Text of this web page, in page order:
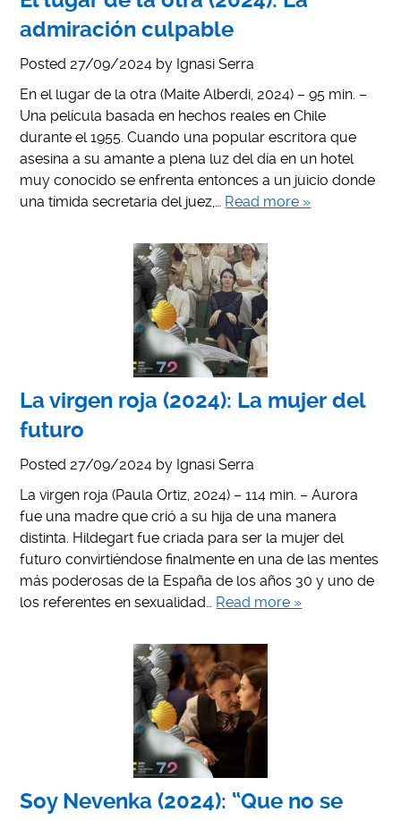
admiración culpable
Posted 27/09/2024 by Ignasi Serra
En el lugar de la otra (Maite Alberdi, 2024) – 95 min. –
Una película basada en hechos reales en Chile
durante el 1955. Cuando una popular escritora que
asesina a su amante a plena luz del día en un hotel
muy conocido se enfrenta entonces a un juicio donde
una tímida secretaria del juez,… Read more »
La virgen roja (2024): La mujer del
futuro
Posted 27/09/2024 by Ignasi Serra
La virgen roja (Paula Ortiz, 2024) – 114 min. – Aurora
fue una madre que crió a su hija de una manera
distinta. Hildegart fue criada para ser la mujer del
futuro convirtiéndose finalmente en una de las mentes
más poderosas de la España de los años 30 y uno de
los referentes en sexualidad… Read more »
Soy Nevenka (2024): “Que no se